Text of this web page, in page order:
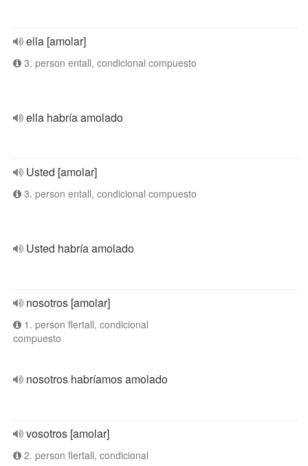
ella [amolar]
3. person entall, condicional compuesto
ella habría amolado
Usted [amolar]
3. person entall, condicional compuesto
Usted habría amolado
nosotros [amolar]
1. person flertall, condicional
compuesto
nosotros habríamos amolado
vosotros [amolar]
2. person flertall, condicional